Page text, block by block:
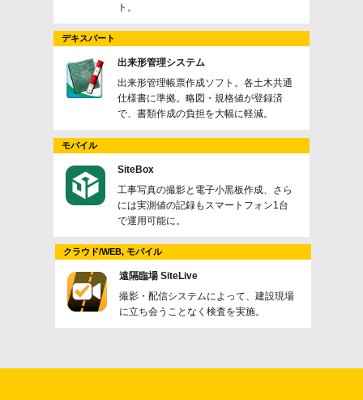
ト。
デキスパート
出来形管理システム
出来形管理帳票作成ソフト。各土木共通
仕様書に準拠。略図・規格値が登録済
で、書類作成の負担を大幅に軽減。
モバイル
SiteBox
工事写真の撮影と電子小黒板作成、さら
には実測値の記録もスマートフォン1台
で運用可能に。
クラウド/WEB, モバイル
遠隔臨場 SiteLive
撮影・配信システムによって、建設現場
に立ち会うことなく検査を実施。